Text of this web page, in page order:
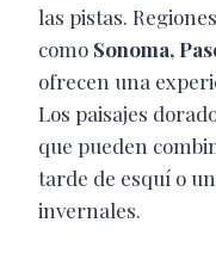
las pistas.
como Sonoma,
ofrecen una
Los paisajes
que pueden
tarde de esquí o un
invernales.